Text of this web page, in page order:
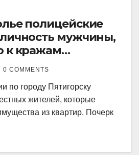
полицейские
мужчины,
к кражам
квартир в
0 COMMENTS
по городу Пятигорску
жителей, которые
из квартир. Почерк